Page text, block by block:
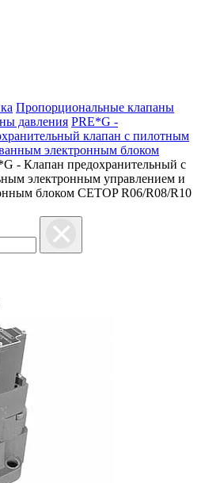
Пропорциональные клапаны
давления PRE*G -
клапан с пилотным
электронным блоком
- Клапан предохранительный c
электронным управлением и
блоком CETOP R06/R08/R10